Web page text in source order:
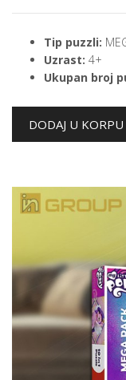
Tip puzzli:
Uzrast: 4+
Ukupan broj